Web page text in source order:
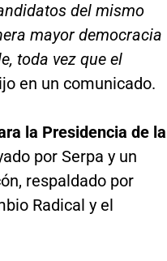
del mismo
mayor democracia
toda vez que el
en un comunicado.
la Presidencia de la
por Serpa y un
respaldado por
Radical y el